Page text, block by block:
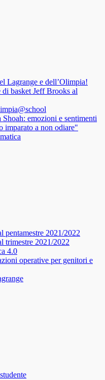
Lagrange e dell’Olimpia!
basket Jeff Brooks al
emozioni e sentimenti
imparato a non odiare"
pentamestre 2021/2022
trimestre 2021/2022
4.0
operative per genitori e